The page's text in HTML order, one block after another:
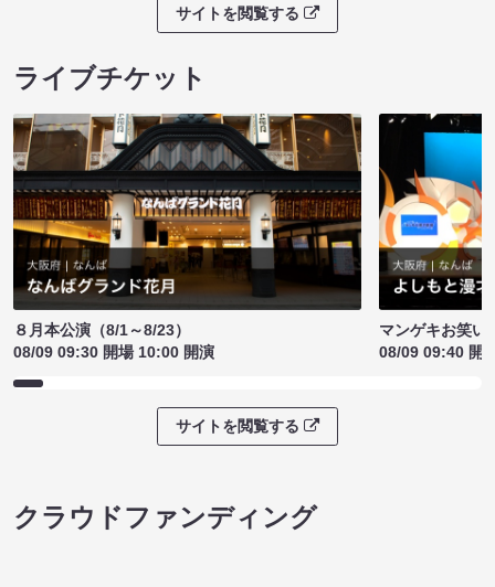
サイトを閲覧する
ライブチケット
８月本公演（8/1～8/23）
08/09 09:30 開場 10:00 開演
マンゲキお笑い
08/09 09:40 開
サイトを閲覧する
クラウドファンディング